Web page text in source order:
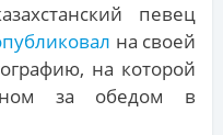
певец
на своей
на которой
за обедом в